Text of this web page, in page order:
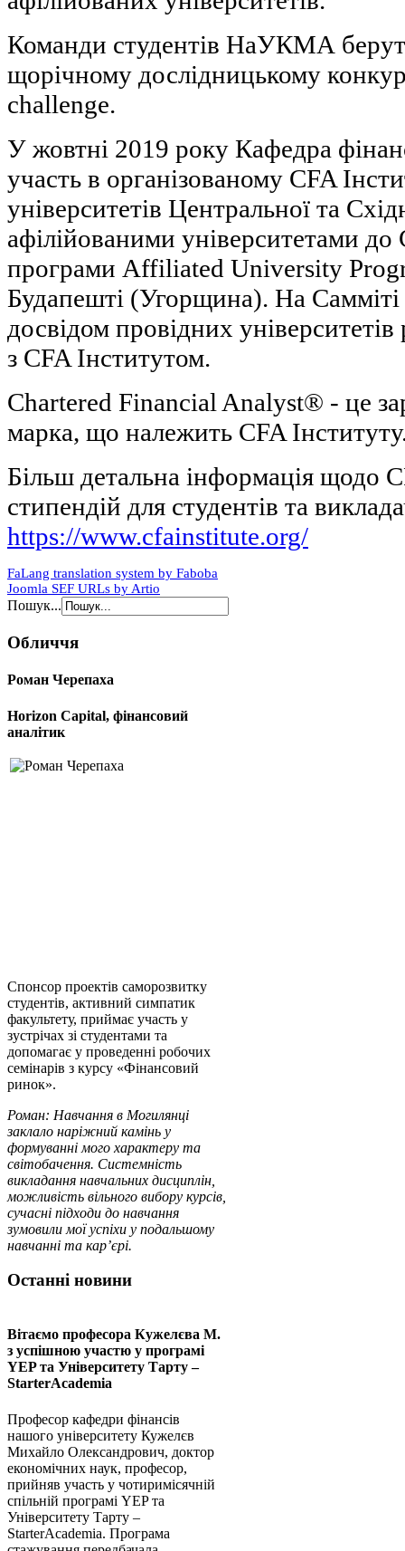
Команди студентів НаУКМА
щорічному дослідницькому
challenge.
У жовтні 2019 року Кафедра
участь в організованому CFA
університетів Центральної та
афілійованими університетами до
програми Affiliated University
Будапешті (Угорщина). На Самміті
досвідом провідних
з CFA Інститутом.
Chartered Financial Analyst® - це
марка, що належить CFA
Більш детальна інформація щодо
стипендій для студентів та
https://www.cfainstitute.org/
FaLang translation system by Faboba
Joomla SEF URLs by Artio
Пошук...
Обличчя
Роман Черепаха
Horizon Capital, фінансовий
аналітик
Спонсор проектів саморозвитку
студентів, активний симпатик
факультету, приймає участь у
зустрічах зі студентами та
допомагає у проведенні робочих
семінарів з курсу «Фінансовий
ринок».
Роман: Навчання в Могилянці
заклало наріжний камінь у
формуванні мого характеру та
світобачення. Системність
викладання навчальних дисциплін,
можливість вільного вибору курсів,
сучасні підходи до навчання
зумовили мої успіхи у подальшому
навчанні та кар’єрі.
Останні новини
Вітаємо професора Кужелєва М.
з успішною участю у програмі
YEP та Університету Тарту –
StarterAcademia
Професор кафедри фінансів
нашого університету Кужелєв
Михайло Олександрович, доктор
економічних наук, професор,
прийняв участь у чотиримісячній
спільній програмі YEP та
Університету Тарту –
StarterAcademia. Програма